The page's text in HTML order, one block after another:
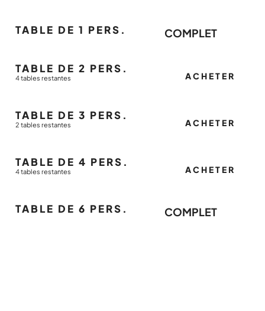
TABLE DE 1 PERS. COMPLET
TABLE DE 2 PERS.
4 tables restantes ACHETER
TABLE DE 3 PERS.
2 tables restantes ACHETER
TABLE DE 4 PERS.
4 tables restantes ACHETER
TABLE DE 6 PERS. COMPLET